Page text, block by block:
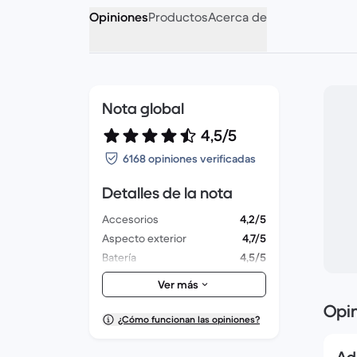
OpinionesProductosAcerca de
Nota global
4,5/5
6168 opiniones verificadas
Detalles de la nota
Accesorios
4,2/5
Aspecto exterior
4,7/5
Batería
4,5/5
Cámara de fotos
4,7/5
Felicidad global
4,5/5
Embalaje
4,4/5
Ver más
¿Cómo funcionan las opiniones?